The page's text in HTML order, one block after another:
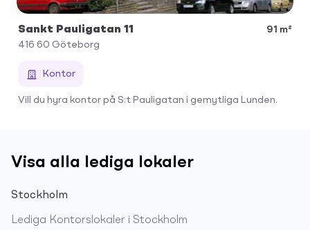
Sankt Pauligatan 11
91 m²
416 60 Göteborg
Kontor
Vill du hyra kontor på S:t Pauligatan i gemytliga Lunden.
Visa alla lediga lokaler
Stockholm
Lediga Kontorslokaler i Stockholm